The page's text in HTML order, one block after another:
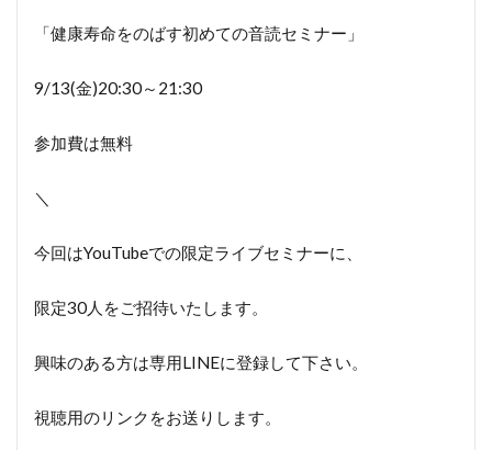
「健康寿命をのばす初めての音読セミナー」
9/13(金)20:30～21:30
参加費は無料
＼
今回はYouTubeでの限定ライブセミナーに、
限定30人をご招待いたします。
興味のある方は専用LINEに登録して下さい。
視聴用のリンクをお送りします。